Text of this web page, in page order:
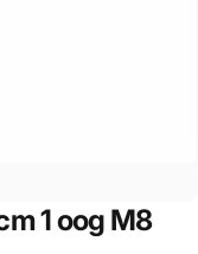
1oog M8